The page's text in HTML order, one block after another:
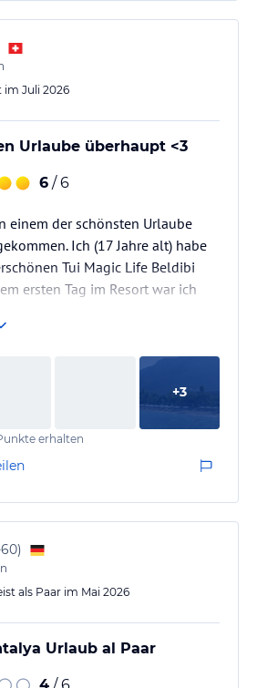
im Juli 2026
Urlaube überhaupt <3
6 / 6
einem der schönsten Urlaube
Ich (17 Jahre alt) habe
Tui Magic Life Beldibi
ersten Tag im Resort war ich
aber am Abend lernte Ich die
Entertainerin aller Zeiten kennen.
zum Hotel im Allgemeinen: Das
und das Wasser im Meer ist
+3
erhalten
)
als Paar im Mai 2026
Urlaub al Paar
4 / 6